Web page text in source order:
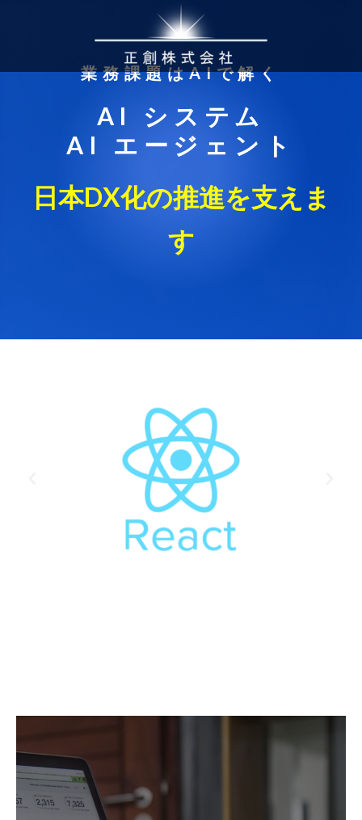
業務課題はAIで解く
AI システム
AI エージェント
日本DX化の推進を支えま
す